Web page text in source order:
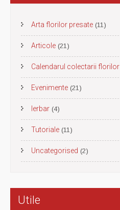
Arta florilor presate (11)
Articole (21)
Calendarul colectarii florilor
Evenimente (21)
Ierbar (4)
Tutoriale (11)
Uncategorised (2)
Utile